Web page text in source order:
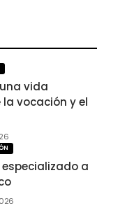
vida
vocación y el
especializado a